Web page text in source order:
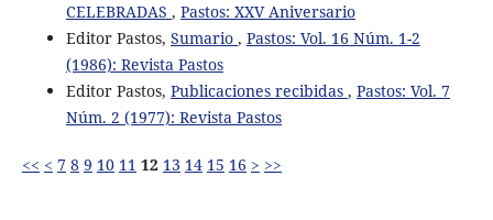
CELEBRADAS , Pastos: XXV Aniversario
Editor Pastos, Sumario , Pastos: Vol. 16 Núm. 1-2
(1986): Revista Pastos
Editor Pastos, Publicaciones recibidas , Pastos: Vol. 7
Núm. 2 (1977): Revista Pastos
<< < 7 8 9 10 11 12 13 14 15 16 > >>